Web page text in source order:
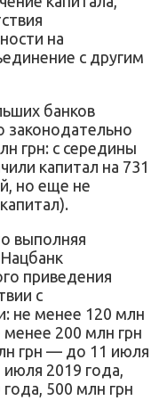
на
с другим
банков
законодательно
грн: с середины
капитал на 731
но еще не
выполняя
приведения
с
не менее 120 млн
200 млн грн
грн — до 11 июля
2019 года,
500 млн грн